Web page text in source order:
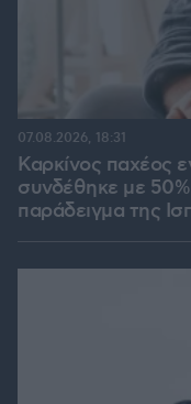
Καρκίνος παχέος
συνδέθηκε με
παράδειγμα της
07.08.2026, 18:31